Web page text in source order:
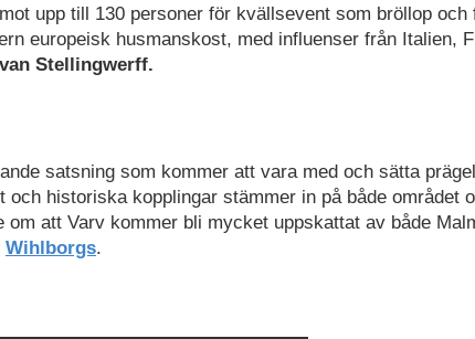
upp till 130 personer för kvällsevent som bröllop och
europeisk husmanskost, med influenser från Italien,
Stellingwerff.
satsning som kommer att vara med och sätta
och historiska kopplingar stämmer in på både området
att Varv kommer bli mycket uppskattat av både
Wihlborgs.